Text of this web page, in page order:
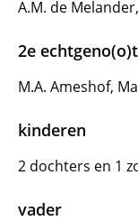
A.M. de
2e
M.A. Ameshof,
kinderen
2 dochters en 1
vader